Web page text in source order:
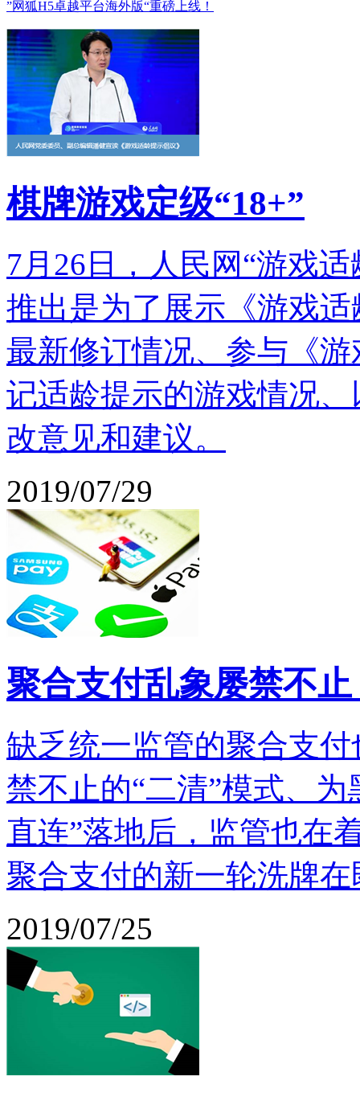
”网狐H5卓越平台海外版“重磅上线！
棋牌游戏定级“18+”
7月26日，人民网“游戏
推出是为了展示《游戏
最新修订情况、参与《
记适龄提示的游戏情况
改意见和建议。
2019/07/29
聚合支付乱象屡禁不
缺乏统一监管的聚合支
禁不止的“二清”模式、
直连”落地后，监管也在
聚合支付的新一轮洗牌在
2019/07/25